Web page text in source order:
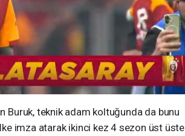
Buruk, teknik adam koltuğunda da bunu
ilke imza atarak ikinci kez 4 sezon üst üste